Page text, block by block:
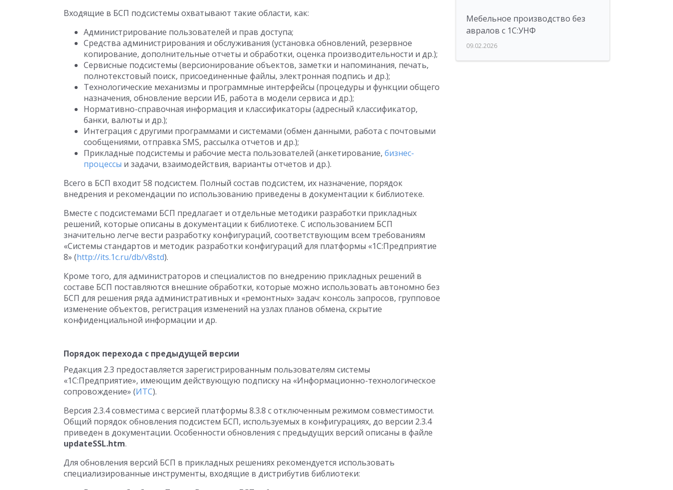
Входящие в БСП подсистемы охватывают такие области, как:
Администрирование пользователей и прав доступа;
Средства администрирования и обслуживания (установка обновлений, резервное
копирование, дополнительные отчеты и обработки, оценка производительности и др.);
Сервисные подсистемы (версионирование объектов, заметки и напоминания, печать,
полнотекстовый поиск, присоединенные файлы, электронная подпись и др.);
Технологические механизмы и программные интерфейсы (процедуры и функции общего
назначения, обновление версии ИБ, работа в модели сервиса и др.);
Нормативно-справочная информация и классификаторы (адресный классификатор,
банки, валюты и др.);
Интеграция с другими программами и системами (обмен данными, работа с почтовыми
сообщениями, отправка SMS, рассылка отчетов и др.);
Прикладные подсистемы и рабочие места пользователей (анкетирование, бизнес-
процессы и задачи, взаимодействия, варианты отчетов и др.).
Всего в БСП входит 58 подсистем. Полный состав подсистем, их назначение, порядок
внедрения и рекомендации по использованию приведены в документации к библиотеке.
Вместе с подсистемами БСП предлагает и отдельные методики разработки прикладных
решений, которые описаны в документации к библиотеке. С использованием БСП
значительно легче вести разработку конфигураций, соответствующим всем требованиям
«Системы стандартов и методик разработки конфигураций для платформы «1С:Предприятие
8» (http://its.1c.ru/db/v8std).
Кроме того, для администраторов и специалистов по внедрению прикладных решений в
составе БСП поставляются внешние обработки, которые можно использовать автономно без
БСП для решения ряда административных и «ремонтных» задач: консоль запросов, групповое
изменение объектов, регистрация изменений на узлах планов обмена, скрытие
конфиденциальной информации и др.
Порядок перехода с предыдущей версии
Редакция 2.3 предоставляется зарегистрированным пользователям системы
«1С:Предприятие», имеющим действующую подписку на «Информационно-технологическое
сопровождение» (ИТС).
Версия 2.3.4 совместима с версией платформы 8.3.8 с отключенным режимом совместимости.
Общий порядок обновления подсистем БСП, используемых в конфигурациях, до версии 2.3.4
приведен в документации. Особенности обновления с предыдущих версий описаны в файле
updateSSL.htm.
Для обновления версий БСП в прикладных решениях рекомендуется использовать
специализированные инструменты, входящие в дистрибутив библиотеки:
Мебельное производство без
авралов с 1С:УНФ
09.02.2026